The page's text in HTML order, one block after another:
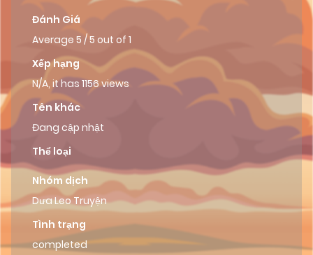
Đánh Giá
Average 5 /5 out of 1
Xếp hạng
N/A, it has 1156 views
Tên khác
Đang cập nhật
Thể loại
Nhóm dịch
Dưa Leo Truyện
Tình trạng
completed